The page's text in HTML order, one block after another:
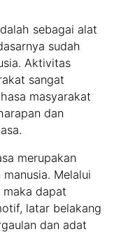
sebagai alat
sudah
Aktivitas
sangat
masyarakat
dan
merupakan
Melalui
maka dapat
latar belakang
dan adat